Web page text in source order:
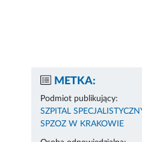
METKA:
Podmiot publikujący:
SZPITAL
SPZOZ W KRAKOWIE